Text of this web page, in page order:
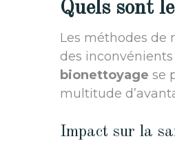
Quels sont
Les méthodes de
des
bionettoyage se
multitude
Impact sur la